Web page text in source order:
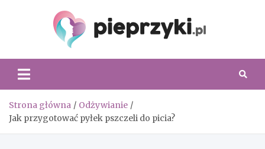
Strona główna
Odżywianie
Jak przygotować pyłek pszczeli do picia?